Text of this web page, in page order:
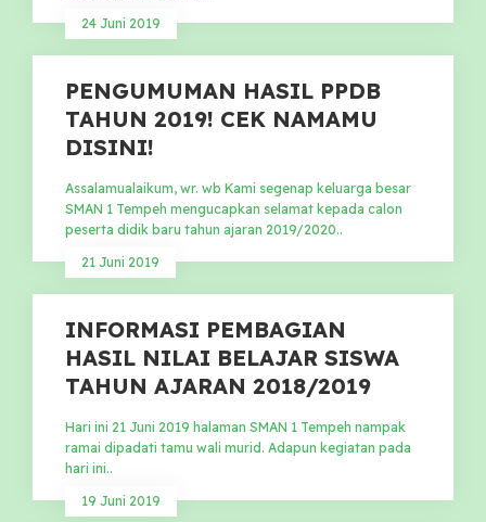
24 Juni 2019
PENGUMUMAN HASIL PPDB
TAHUN 2019! CEK NAMAMU
DISINI!
Assalamualaikum, wr. wb Kami segenap keluarga besar
SMAN 1 Tempeh mengucapkan selamat kepada calon
peserta didik baru tahun ajaran 2019/2020..
21 Juni 2019
INFORMASI PEMBAGIAN
HASIL NILAI BELAJAR SISWA
TAHUN AJARAN 2018/2019
Hari ini 21 Juni 2019 halaman SMAN 1 Tempeh nampak
ramai dipadati tamu wali murid. Adapun kegiatan pada
hari ini..
19 Juni 2019